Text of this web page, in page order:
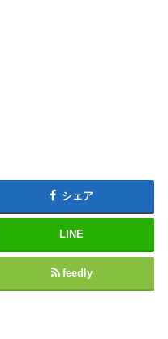
シェア
LINE
feedly